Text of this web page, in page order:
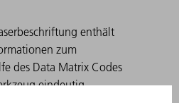
enthält
zum
des Data Matrix Codes
eindeutig